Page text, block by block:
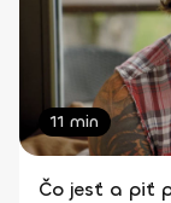
11 min
Čo jesť a piť